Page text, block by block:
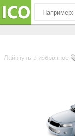
Лайкнуть в избранное